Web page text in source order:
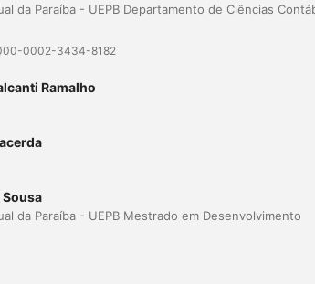
da Paraíba - UEPB Departamento de Ciências
0002-3434-8182
Ramalho
da Paraíba - UEPB Mestrado em Desenvolvimento